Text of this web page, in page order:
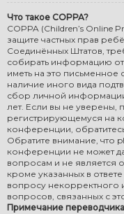
Что такое COPPA?
COPPA (Children’s Online
защите частных прав
Соединённых Штатов,
собирать информацию
иметь на это
наличие иного вида
сбор личной
лет. Если вы не уверены,
регистрирующемуся на
конференции,
Обратите внимание, что
конференции не может
вопросам и не является
кроме указанных в
вопросу некорректного
вопросов, связанных с
Примечание